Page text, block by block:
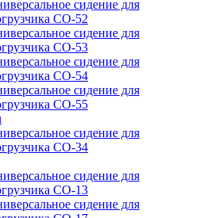
сидение для
CO-52
сидение для
CO-53
сидение для
CO-54
сидение для
CO-55
сидение для
CO-34
сидение для
CO-13
сидение для